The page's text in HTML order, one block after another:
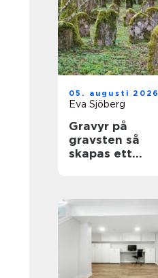
05. augusti 2026
Eva Sjöberg
Gravyr på
gravsten så
skapas ett